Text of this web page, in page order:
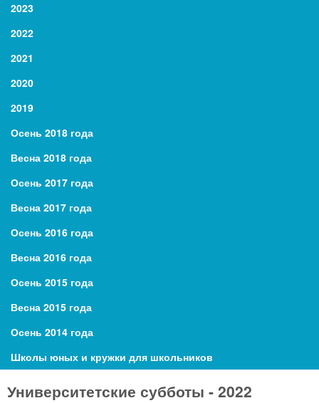
2023
2022
2021
2020
2019
Осень 2018 года
Весна 2018 года
Осень 2017 года
Весна 2017 года
Осень 2016 года
Весна 2016 года
Осень 2015 года
Весна 2015 года
Осень 2014 года
Школы юных и кружки для школьников
Университетские субботы - 2022